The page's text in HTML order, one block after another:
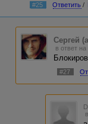
#25 Ответить /
Сергей
в ответ
#27